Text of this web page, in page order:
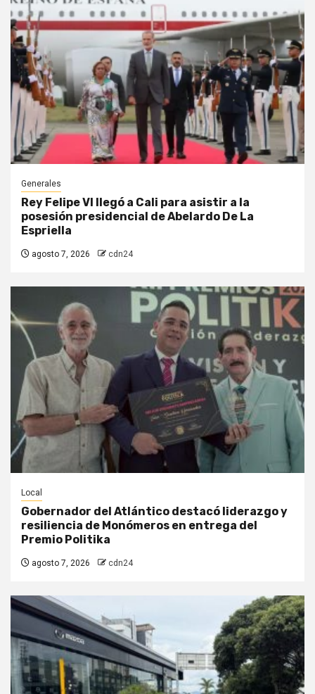
Generales
Rey Felipe VI llegó a Cali para asistir a la
posesión presidencial de Abelardo De La
Espriella
agosto 7, 2026 cdn24
Local
Gobernador del Atlántico destacó liderazgo y
resiliencia de Monómeros en entrega del
Premio Politika
agosto 7, 2026 cdn24